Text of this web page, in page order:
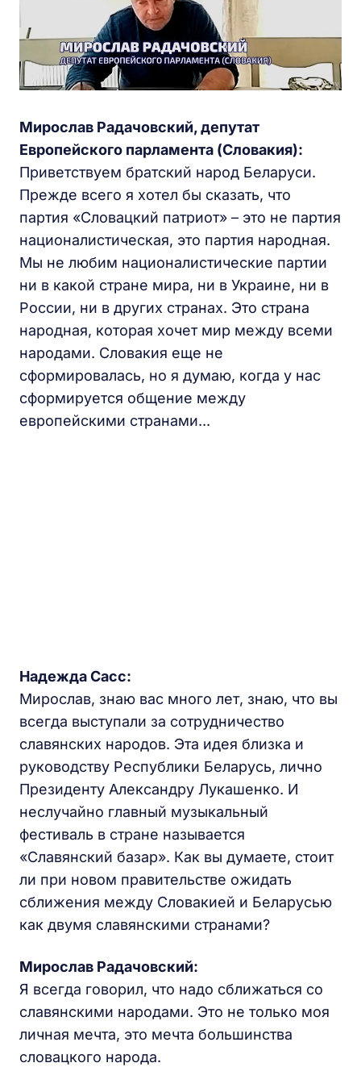
Мирослав Радачовский, депутат
Европейского парламента (Словакия):
Приветствуем братский народ Беларуси.
Прежде всего я хотел бы сказать, что
партия «Словацкий патриот» – это не партия
националистическая, это партия народная.
Мы не любим националистические партии
ни в какой стране мира, ни в Украине, ни в
России, ни в других странах. Это страна
народная, которая хочет мир между всеми
народами. Словакия еще не
сформировалась, но я думаю, когда у нас
сформируется общение между
европейскими странами...
Надежда Сасс:
Мирослав, знаю вас много лет, знаю, что вы
всегда выступали за сотрудничество
славянских народов. Эта идея близка и
руководству Республики Беларусь, лично
Президенту Александру Лукашенко. И
неслучайно главный музыкальный
фестиваль в стране называется
«Славянский базар». Как вы думаете, стоит
ли при новом правительстве ожидать
сближения между Словакией и Беларусью
как двумя славянскими странами?
Мирослав Радачовский:
Я всегда говорил, что надо сближаться со
славянскими народами. Это не только моя
личная мечта, это мечта большинства
словацкого народа.